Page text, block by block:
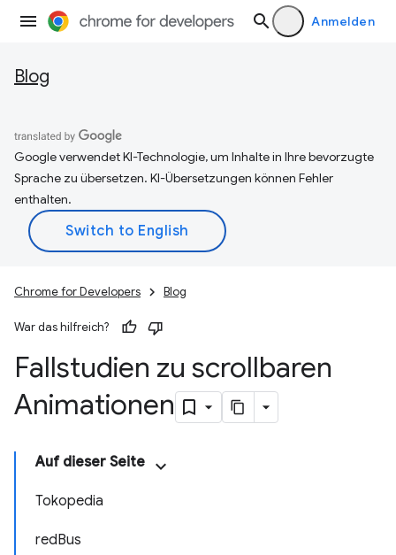
Anmelden
Blog
Google verwendet KI-Technologie, um Inhalte in Ihre bevorzugte
Sprache zu übersetzen. KI-Übersetzungen können Fehler
enthalten.
Chrome for Developers Blog
War das hilfreich?
Fallstudien zu scrollbaren
Animationen
Auf dieser Seite
Tokopedia
redBus